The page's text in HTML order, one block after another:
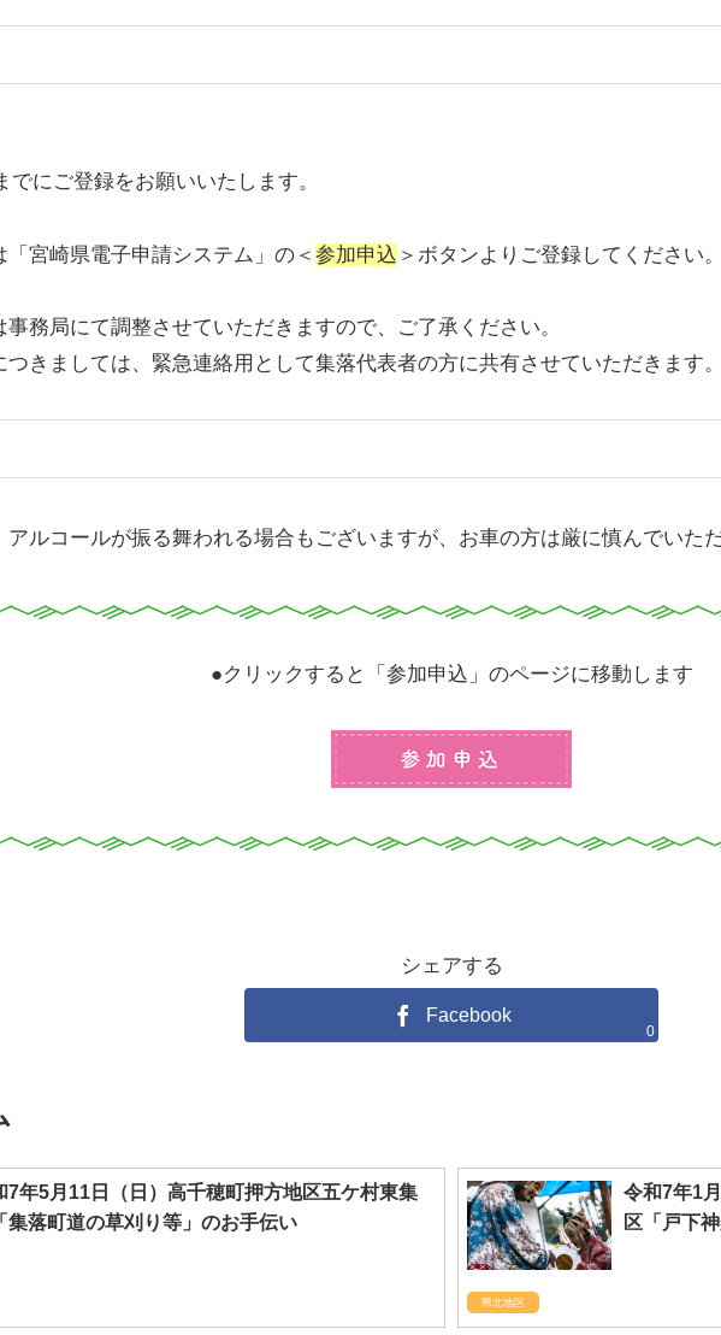
でにご登録をお願いいたします。
宮崎県電子申請システム」の＜ 参加申込 ＞ボタンよりご登録してください
務局にて調整させていただきますので、ご了承ください。
きましては、緊急連絡用として集落代表者の方に共有させていただきます
アルコールが振る舞われる場合もございますが、お車の方は厳に慎んでいた
●クリックすると「参加申込」のページに移動します
シェアする
Facebook
0
7年5月11日（日）高千穂町押方地区五ケ村東集
集落町道の草刈り等」のお手伝い
県北地区
令和7年1
区「戸下